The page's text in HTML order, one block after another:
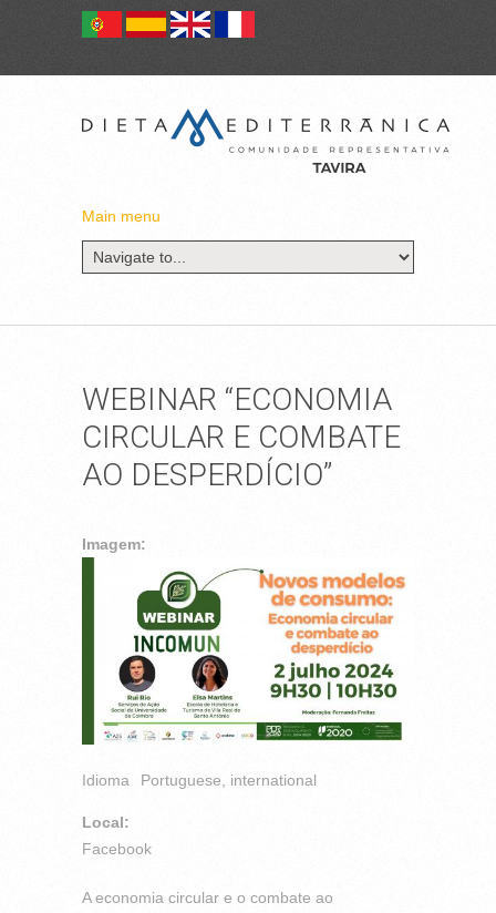
Main menu
WEBINAR “ECONOMIA
CIRCULAR E COMBATE
AO DESPERDÍCIO”
Imagem:
Idioma Portuguese, international
Local:
Facebook
A economia circular e o combate ao